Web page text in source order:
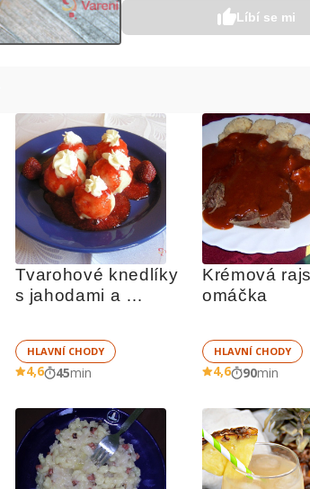
Líbí se mi
Tvarohové knedlíky
s jahodami a
HLAVNÍ CHODY
4,6 45min
Krémová
omáčka
HLAVNÍ CHODY
4,6 90min